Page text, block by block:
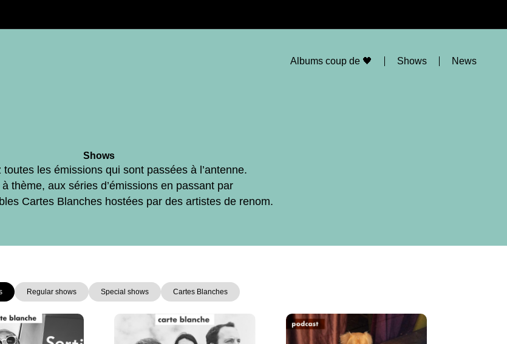
Albums coup de 🖤 Shows News
Shows
toutes les émissions qui sont passées à l’antenne.
thème, aux séries d’émissions en passant par
Cartes Blanches hostées par des artistes de renom.
Regular shows Special shows Cartes Blanches
Page Page PagePagePage